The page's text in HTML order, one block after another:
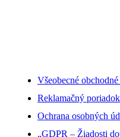
Všeobecné
Reklamačný poriadok
Ochrana osobných
„GDPR – Žiadosti